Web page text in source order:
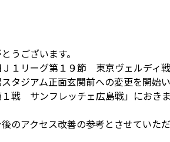
うございます。
１リーグ第１９節 東京ヴェルディ
タジアム正面玄関前への変更を開始
戦 サンフレッチェ広島戦」におき
のアクセス改善の参考とさせていただ